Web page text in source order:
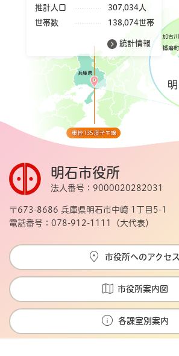
推計人口
307,034人
世帯数
138,074世帯
統計情報
明石市役所
法人番号：9000020282031
〒673-8686 兵庫県明石市中崎 1丁目5-1
電話番号：078-912-1111（大代表）
市役所へのアクセス
市役所案内図
各課室別案内